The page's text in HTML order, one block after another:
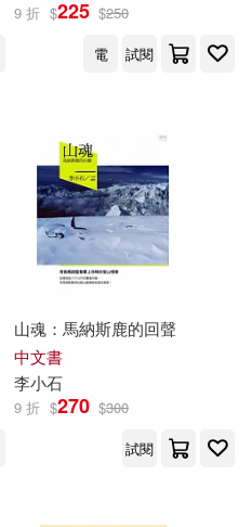
豪(20)
畫出品(19)
南志都(18)
9 折 $225 $250
電
試閱
山魂：馬納斯鹿的回聲
中文書
李小石
9 折 $270 $300
試閱